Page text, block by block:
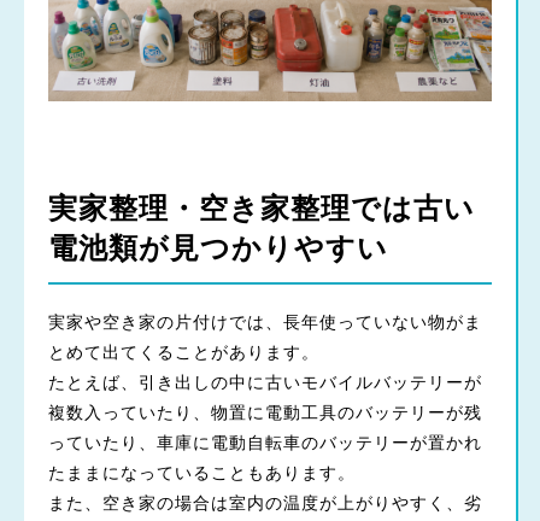
実家整理・空き家整理では古い
電池類が見つかりやすい
実家や空き家の片付けでは、長年使っていない物がま
とめて出てくることがあります。
たとえば、引き出しの中に古いモバイルバッテリーが
複数入っていたり、物置に電動工具のバッテリーが残
っていたり、車庫に電動自転車のバッテリーが置かれ
たままになっていることもあります。
また、空き家の場合は室内の温度が上がりやすく、劣